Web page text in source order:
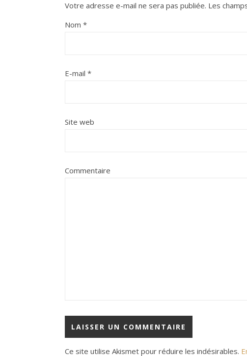
Votre adresse e-mail ne sera pas publiée. Les
Nom *
E-mail *
Site web
Commentaire
Ce site utilise Akismet pour réduire les indésirables.